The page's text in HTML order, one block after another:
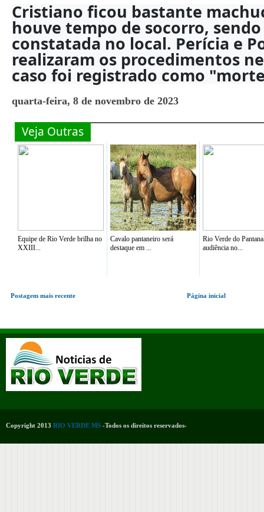
Cristiano ficou bastante
houve tempo de socorro,
constatada no local. Perícia e
realizaram os procedimentos
caso foi registrado como
quarta-feira, 8 de novembro de 2023
Veja Outras
Equipe de Rio Verde brilha no
XXIII...
Cavalo pantaneiro será
destaque em ...
Rio Verde do
audiência no...
Postagem mais recente Página inicial
Copyright 2013 RIO VERDE MS -Todos os direitos reservados-